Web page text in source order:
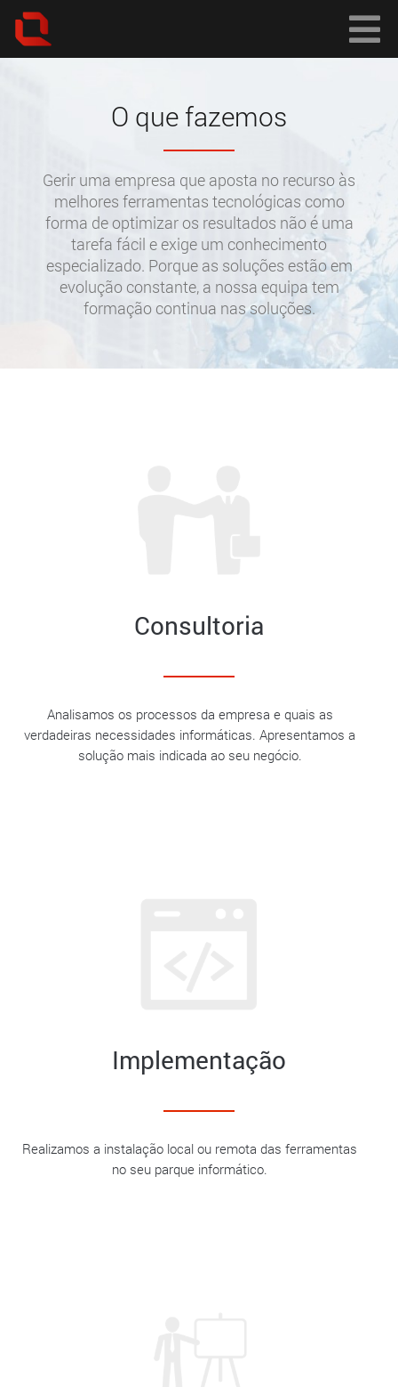
O que fazemos
Gerir uma empresa que aposta no recurso às
melhores ferramentas tecnológicas como
forma de optimizar os resultados não é uma
tarefa fácil e exige um conhecimento
especializado. Porque as soluções estão em
evolução constante, a nossa equipa tem
formação continua nas soluções.
Consultoria
Analisamos os processos da empresa e quais as
verdadeiras necessidades informáticas. Apresentamos a
solução mais indicada ao seu negócio.
Implementação
Realizamos a instalação local ou remota das ferramentas
no seu parque informático.